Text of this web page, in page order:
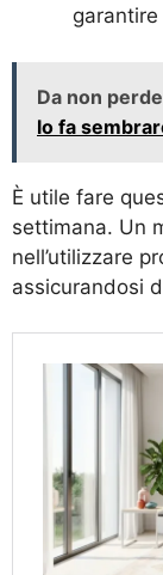
garantire
Da non
lo fa
È utile fare
settimana. Un
nell’utilizzare
assicurandosi